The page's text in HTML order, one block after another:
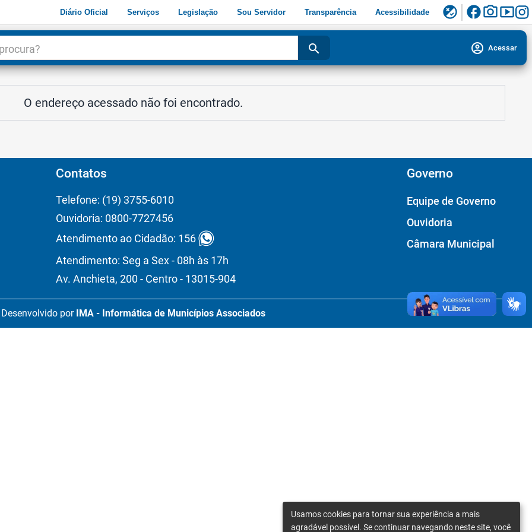
Diário Oficial Serviços Legislação Sou Servidor Transparência Acessibilidade flaky facebookphoto_camerasmart_display
search account_circle Acessar
O endereço acessado não foi encontrado.
Contatos
Telefone: (19) 3755-6010
Ouvidoria: 0800-7727456
Atendimento ao Cidadão: 156
Atendimento: Seg a Sex - 08h às 17h
Av. Anchieta, 200 - Centro - 13015-904
Governo
Equipe de Governo
Ouvidoria
Câmara Municipal
Desenvolvido por IMA - Informática de Municípios Associados
Usamos cookies para tornar sua experiência a mais
agradável possível. Se continuar navegando neste site, você